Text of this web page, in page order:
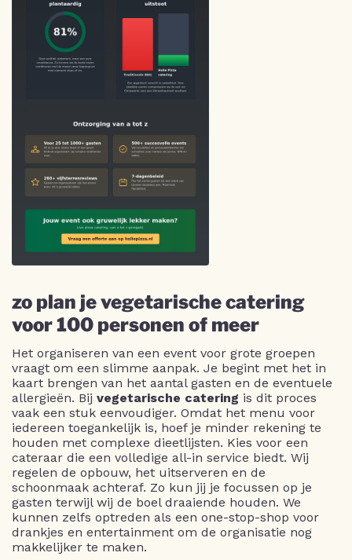
zo plan je vegetarische catering
voor 100 personen of meer
Het organiseren van een event voor grote groepen
vraagt om een slimme aanpak. Je begint met het in
kaart brengen van het aantal gasten en de eventuele
allergieën. Bij vegetarische catering is dit proces
vaak een stuk eenvoudiger. Omdat het menu voor
iedereen toegankelijk is, hoef je minder rekening te
houden met complexe dieetlijsten. Kies voor een
cateraar die een volledige all-in service biedt. Wij
regelen de opbouw, het uitserveren en de
schoonmaak achteraf. Zo kun jij je focussen op je
gasten terwijl wij de boel draaiende houden. We
kunnen zelfs optreden als een one-stop-shop voor
drankjes en entertainment om de organisatie nog
makkelijker te maken.